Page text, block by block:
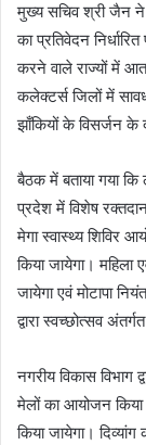
मुख्य सचिव श्री जैन ने
का प्रतिवेदन
करने वाले राज्यों में
कलेक्टर्स जिलों में
झाँकियों के विसर्जन के
बैठक में बताया गया कि
प्रदेश में विशेष
मेगा स्वास्थ्य शिविर
किया जायेगा। महिला
जायेगा एवं मोटापा
द्वारा स्वच्छोत्सव
नगरीय विकास विभाग
मेलों का आयोजन किया
किया जायेगा।